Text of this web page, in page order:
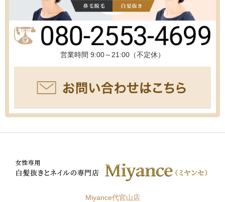
営業時間 9:00～21:00（不定休）
Miyance代官山店